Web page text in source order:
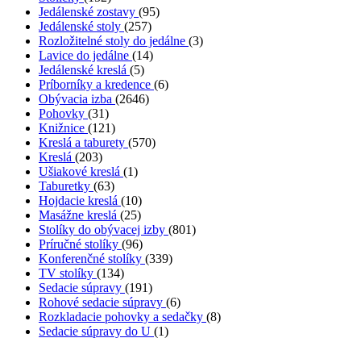
Jedálenské zostavy (95)
Jedálenské stoly (257)
Rozložitelné stoly do jedálne (3)
Lavice do jedálne (14)
Jedálenské kreslá (5)
Príborníky a kredence (6)
Obývacia izba (2646)
Pohovky (31)
Knižnice (121)
Kreslá a taburety (570)
Kreslá (203)
Ušiakové kreslá (1)
Taburetky (63)
Hojdacie kreslá (10)
Masážne kreslá (25)
Stolíky do obývacej izby (801)
Príručné stolíky (96)
Konferenčné stolíky (339)
TV stolíky (134)
Sedacie súpravy (191)
Rohové sedacie súpravy (6)
Rozkladacie pohovky a sedačky (8)
Sedacie súpravy do U (1)